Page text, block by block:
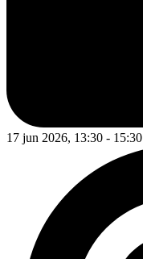
17 jun 2026, 13:30 - 15:30